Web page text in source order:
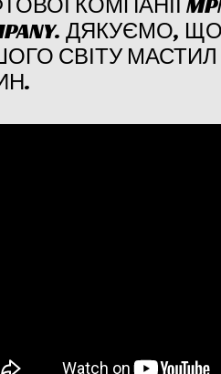
КОМПАНІЇ
ДЯКУЄМО,
СВІТУ МАСТИЛ